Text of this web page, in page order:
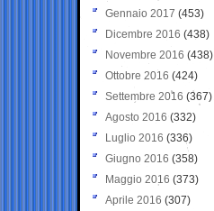
Gennaio 2017 (453)
Dicembre 2016 (438)
Novembre 2016 (438)
Ottobre 2016 (424)
Settembre 2016 (367)
Agosto 2016 (332)
Luglio 2016 (336)
Giugno 2016 (358)
Maggio 2016 (373)
Aprile 2016 (307)